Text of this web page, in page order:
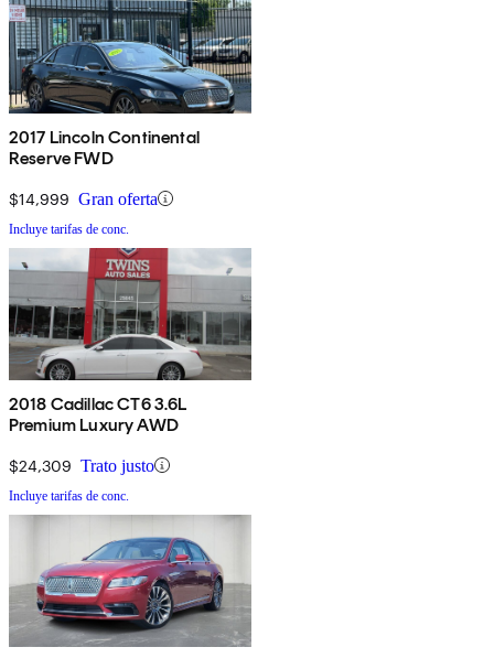
2017 Lincoln Continental
Reserve FWD
$14,999 Gran oferta
Incluye tarifas de conc.
2018 Cadillac CT6 3.6L
Premium Luxury AWD
$24,309 Trato justo
Incluye tarifas de conc.